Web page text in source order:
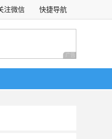
注微信 快捷导航
广告 商业广告，理